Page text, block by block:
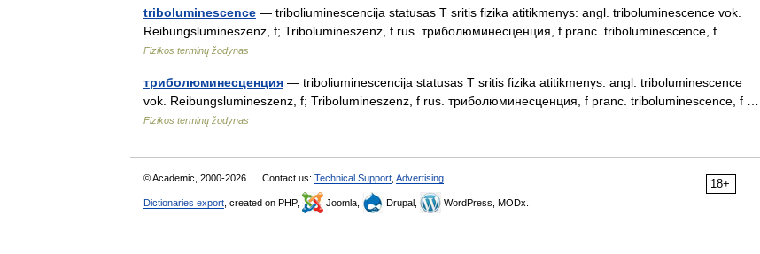
triboluminescence — triboliuminescencija statusas T sritis fizika atitikmenys: angl. triboluminescence vok.
Reibungslumineszenz, f; Tribolumineszenz, f rus. триболюминесценция, f pranc. triboluminescence, f …
Fizikos terminų žodynas
триболюминесценция — triboliuminescencija statusas T sritis fizika atitikmenys: angl. triboluminescence
vok. Reibungslumineszenz, f; Tribolumineszenz, f rus. триболюминесценция, f pranc. triboluminescence, f …
Fizikos terminų žodynas
18+
© Academic, 2000-2026 Contact us: Technical Support Advertising
Dictionaries export , created on PHP, Joomla, Drupal, WordPress, MODx.